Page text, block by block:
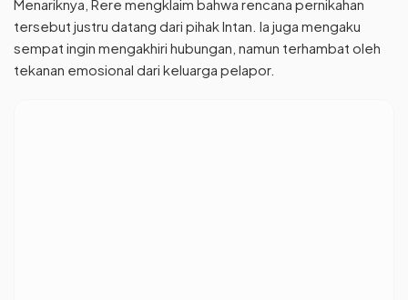
Menariknya, Rere mengklaim bahwa rencana pernikahan
tersebut justru datang dari pihak Intan. Ia juga mengaku
sempat ingin mengakhiri hubungan, namun terhambat oleh
tekanan emosional dari keluarga pelapor.